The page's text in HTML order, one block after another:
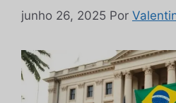
junho 26, 2025 Por